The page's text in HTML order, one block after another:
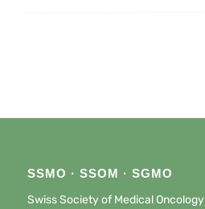
SSMO · SSOM · SGMO
Swiss Society of Medical Oncology